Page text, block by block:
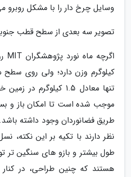
وسایل چرخ دار را با مشکل روبرو
تصویر سه بعدی از سطح قطب
کیلوگرم وزن دارد؛ ولی روی سطح
تنها معادل 1.5
موجب شده است تا امکان باز و
طریق فضانوردان وجود داشته
نظر دارند با تکیه بر این نکته،
طول بیشتر و بازو های سنگین تر
هستند که چنین طراحی، در کنار